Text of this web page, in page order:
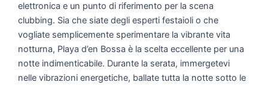
elettronica e un punto di riferimento per la scena
clubbing. Sia che siate degli esperti festaioli o che
vogliate semplicemente sperimentare la vibrante vita
notturna, Playa d’en Bossa è la scelta eccellente per una
notte indimenticabile. Durante la serata, immergetevi
nelle vibrazioni energetiche, ballate tutta la notte sotto le